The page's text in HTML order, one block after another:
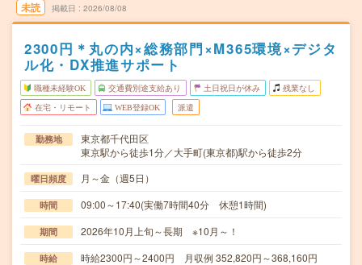
未読 掲載日 2026/08/08
2300円＊丸の内×総務部門×M365環境×デジタ
ル化・DX推進サポート
職種未経験OK 交通費別途支給あり 土日祝日が休み 残業なし
在宅・リモート WEB登録OK 派遣
勤務地
東京都千代田区
東京駅から徒歩1分／大手町(東京都)駅から徒歩2分
曜日頻度 月～金（週5日）
時間 09:00～17:40(実働7時間40分 休憩1時間)
期間 2026年10月上旬～長期 ※10月～！
時給 時給2300円～2400円 月収例 352,820円～368,160円